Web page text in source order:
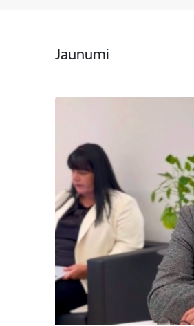
Jaunumi